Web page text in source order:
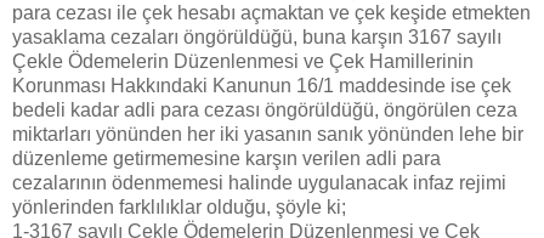
para cezası ile çek hesabı açmaktan ve çek keşide etmekten
yasaklama cezaları öngörüldüğü, buna karşın 3167 sayılı
Çekle Ödemelerin Düzenlenmesi ve Çek Hamillerinin
Korunması Hakkındaki Kanunun 16/1 maddesinde ise çek
bedeli kadar adli para cezası öngörüldüğü, öngörülen ceza
miktarları yönünden her iki yasanın sanık yönünden lehe bir
düzenleme getirmemesine karşın verilen adli para
cezalarının ödenmemesi halinde uygulanacak infaz rejimi
yönlerinden farklılıklar olduğu, şöyle ki;
1-3167 sayılı Çekle Ödemelerin Düzenlenmesi ve Çek